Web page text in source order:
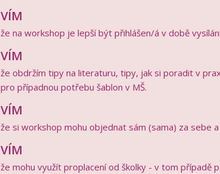
VÍM
že na workshop je lepší být přihlášen/á v době
VÍM
že obdržím tipy na literaturu, tipy, jak si poradit v
pro případnou potřebu šablon v MŠ.
VÍM
že si workshop mohu objednat sám (sama) za sebe
VÍM
že mohu využít proplacení od školky - v tom případě